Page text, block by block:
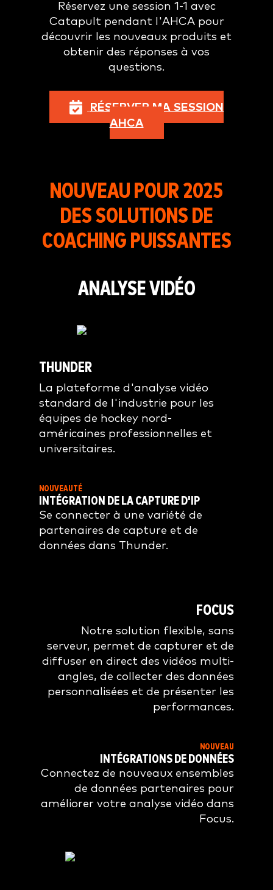
Réservez une session 1-1 avec
Catapult pendant l'AHCA pour
découvrir les nouveaux produits et
obtenir des réponses à vos
questions.
RÉSERVER MA SESSION
AHCA
NOUVEAU POUR 2025
DES SOLUTIONS DE
COACHING PUISSANTES
ANALYSE VIDÉO
THUNDER
La plateforme d'analyse vidéo
standard de l'industrie pour les
équipes de hockey nord-
américaines professionnelles et
universitaires.
NOUVEAUTÉ
INTÉGRATION DE LA CAPTURE D'IP
Se connecter à une variété de
partenaires de capture et de
données dans Thunder.
FOCUS
Notre solution flexible, sans
serveur, permet de capturer et de
diffuser en direct des vidéos multi-
angles, de collecter des données
personnalisées et de présenter les
performances.
NOUVEAU
INTÉGRATIONS DE DONNÉES
Connectez de nouveaux ensembles
de données partenaires pour
améliorer votre analyse vidéo dans
Focus.